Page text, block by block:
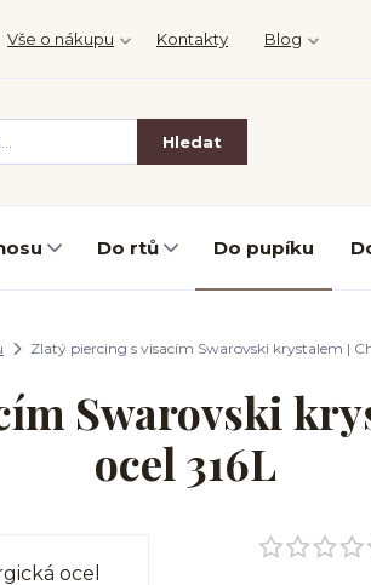
Vše o nákupu Kontakty Blog
Hledat
Do rtů Do pupíku
Zlatý piercing s visacím Swarovski krystalem |
Swarovski
ocel 316L